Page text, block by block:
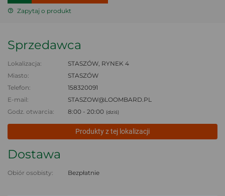
Zapytaj o produkt
Sprzedawca
Lokalizacja:
STASZÓW, RYNEK 4
Miasto:
STASZÓW
Telefon:
158320091
E-mail:
STASZOW@LOOMBARD.PL
Godz. otwarcia:
8:00 - 20:00 (dziś)
Produkty z tej lokalizacji
Dostawa
Obiór osobisty: Bezpłatnie